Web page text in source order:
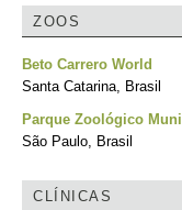
ZOOS
Beto Carrero World
Santa Catarina, Brasil
Parque Zoológico
São Paulo, Brasil
CLÍNICAS